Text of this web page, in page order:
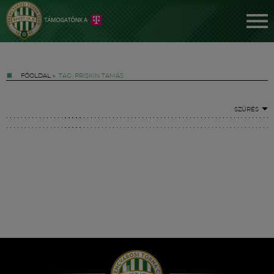
FŐOLDAL » TAG: PRISKIN TAMÁS
SZŰRÉS
Hírek